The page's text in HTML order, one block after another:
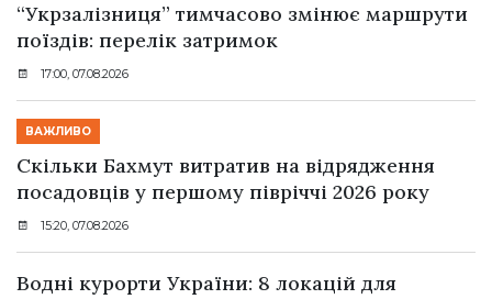
“Укрзалізниця” тимчасово змінює маршрути
поїздів: перелік затримок
17:00, 07.08.2026
ВАЖЛИВО
Скільки Бахмут витратив на відрядження
посадовців у першому півріччі 2026 року
15:20, 07.08.2026
Водні курорти України: 8 локацій для